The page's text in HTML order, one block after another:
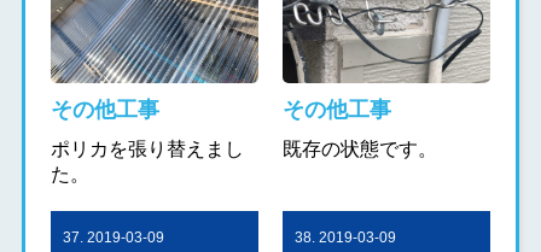
その他工事
ポリカを張り替えまし
た。
その他工事
既存の状態です。
37. 2019-03-09 38. 2019-03-09